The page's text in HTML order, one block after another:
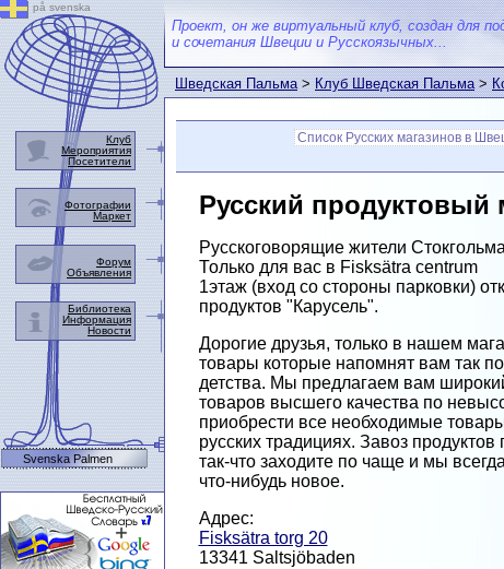
Проект, он же виртуальный клуб, создан для
и сочетания Швеции и Русскоязычных...
Шведская Пальма>Клуб Шведская Пальма>
Список Русских магазинов в
Русский продуктовый
Русскоговорящие жители
Только для вас в Fisksätra centrum
1этаж (вход со стороны парковки)
продуктов "Карусель".
Дорогие друзья, только в нашем
товары которые напомнят вам так
детства. Мы предлагаем вам
товаров высшего качества по
приобрести все необходимые
русских традициях. Завоз
так-что заходите по чаще и мы
что-нибудь новое.
Адрес:
Fisksätra torg 20
13341 Saltsjöbaden
på svenska
Клуб
Мероприятия
Посетители
Фотографии
Маркет
Форум
Объявления
Библиотека
Информация
Новости
Svenska Palmen